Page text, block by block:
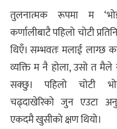
तुलनात्मक रूपमा म
कर्णालीबाटै पहिलो चोटी
थिएँ। सम्भवतः मलाई लाग्छ
व्यक्ति म नै होला, उसो त
सक्छु। पहिलो चोटी
चढ्दाखेरिको जुन एउटा
एकदमै खुसीको क्षण थियो।